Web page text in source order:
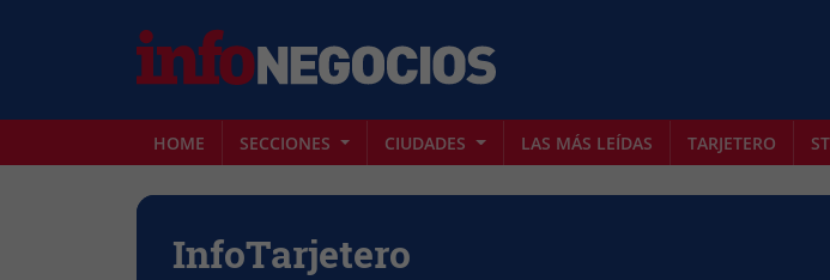
HOME SECCIONES CIUDADES LAS MÁS LEÍDAS TARJETERO
InfoTarjetero